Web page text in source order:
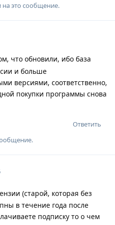
на это сообщение.
что обновили, ибо база
и больше
версиями, соответственно,
покупки программы снова
Ответить
(старой, которая без
в течение года после
подписку то о чем